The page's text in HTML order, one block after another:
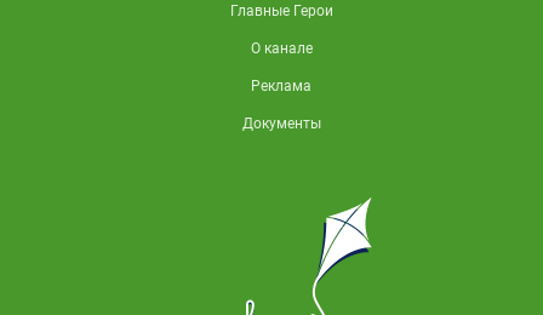
Главные Герои
О канале
Реклама
Документы